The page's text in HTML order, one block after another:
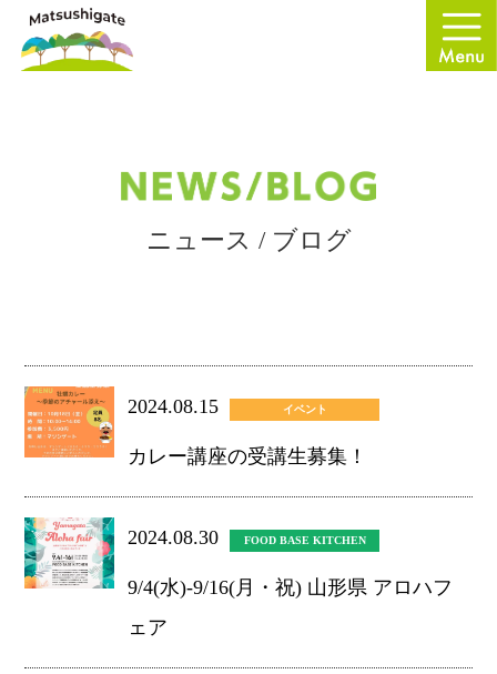
ニュース / ブログ
2024.08.15 イベント
カレー講座の受講生募集！
2024.08.30 FOOD BASE KITCHEN
9/4(水)-9/16(月・祝) 山形県 アロハフ
ェア